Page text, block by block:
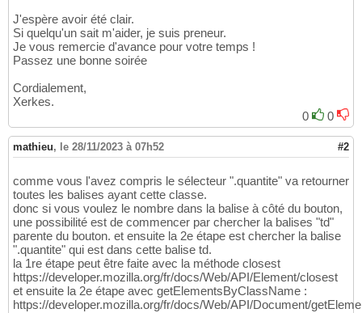
J'espère avoir été clair.
Si quelqu'un sait m'aider, je suis preneur.
Je vous remercie d'avance pour votre temps !
Passez une bonne soirée
Cordialement,
Xerkes.
0
0
mathieu, le 28/11/2023 à 07h52 #2
comme vous l'avez compris le sélecteur ".quantite" va retourner
toutes les balises ayant cette classe.
donc si vous voulez le nombre dans la balise à côté du bouton,
une possibilité est de commencer par chercher la balises "td"
parente du bouton. et ensuite la 2e étape est chercher la balise
".quantite" qui est dans cette balise td.
la 1re étape peut être faite avec la méthode closest
https://developer.mozilla.org/fr/docs/Web/API/Element/closest
et ensuite la 2e étape avec getElementsByClassName :
https://developer.mozilla.org/fr/docs/Web/API/Document/